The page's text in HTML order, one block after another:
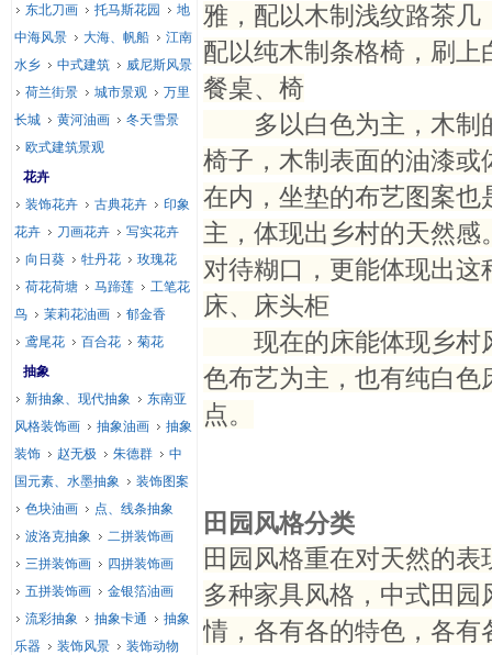
雅，配以木制浅纹路茶
配以纯木制条格椅，刷
餐桌、椅
多以白色为主，木制
椅子，木制表面的油漆
在内，坐垫的布艺图案
主，体现出乡村的天然
对待糊口，更能体现出这
床、床头柜
现在的床能体现乡村
色布艺为主，也有纯白
点。
田园风格分类
田园风格重在对天然的
多种家具风格，中式田
情，各有各的特色，各有
东北刀画
托马斯花园
地
中海风景
大海、帆船
江南
水乡
中式建筑
威尼斯风景
荷兰街景
城市景观
万里
长城
黄河油画
冬天雪景
欧式建筑景观
花卉
装饰花卉
古典花卉
印象
花卉
刀画花卉
写实花卉
向日葵
牡丹花
玫瑰花
荷花荷塘
马蹄莲
工笔花
鸟
茉莉花油画
郁金香
鸢尾花
百合花
菊花
抽象
新抽象、现代抽象
东南亚
风格装饰画
抽象油画
抽象
装饰
赵无极 朱德群
中
国元素、水墨抽象
装饰图案
色块油画
点、线条抽象
波洛克抽象
二拼装饰画
三拼装饰画
四拼装饰画
五拼装饰画
金银箔油画
流彩抽象
抽象卡通
抽象
乐器
装饰风景
装饰动物